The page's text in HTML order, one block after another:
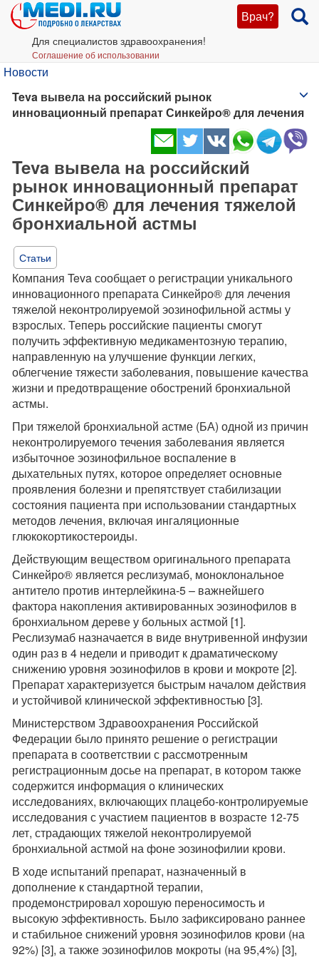
Врач?
Для специалистов здравоохранения!
Соглашение об использовании
Новости
Teva вывела на российский рынок
инновационный препарат Синкейро® для лечения
тяжелой бронхиальной астмы
Teva вывела на российский
рынок инновационный препарат
Синкейро® для лечения тяжелой
бронхиальной астмы
Статьи
Компания Teva сообщает о регистрации уникального
инновационного препарата Синкейро® для лечения
тяжелой неконтролируемой эозинофильной астмы у
взрослых. Теперь российские пациенты смогут
получить эффективную медикаментозную терапию,
направленную на улучшение функции легких,
облегчение тяжести заболевания, повышение качества
жизни и предотвращение обострений бронхиальной
астмы.
При тяжелой бронхиальной астме (БА) одной из причин
неконтролируемого течения заболевания является
избыточное эозинофильное воспаление в
дыхательных путях, которое определяет основные
проявления болезни и препятствует стабилизации
состояния пациента при использовании стандартных
методов лечения, включая ингаляционные
глюкокортикостероиды.
Действующим веществом оригинального препарата
Синкейро® является реслизумаб, моноклональное
антитело против интерлейкина-5 – важнейшего
фактора накопления активированных эозинофилов в
бронхиальном дереве у больных астмой [1].
Реслизумаб назначается в виде внутривенной инфузии
один раз в 4 недели и приводит к драматическому
снижению уровня эозинофилов в крови и мокроте [2].
Препарат характеризуется быстрым началом действия
и устойчивой клинической эффективностью [3].
Министерством Здравоохранения Российской
Федерации было принято решение о регистрации
препарата в соответствии с рассмотренным
регистрационным досье на препарат, в котором также
содержится информация о клинических
исследованиях, включающих плацебо-контролируемые
исследования с участием пациентов в возрасте 12-75
лет, страдающих тяжелой неконтролируемой
бронхиальной астмой на фоне эозинофилии крови.
В ходе испытаний препарат, назначенный в
дополнение к стандартной терапии,
продемонстрировал хорошую переносимость и
высокую эффективность. Было зафиксировано раннее
и стабильное снижений уровня эозинофилов крови (на
92%) [3], а также эозинофилов мокроты (на 95,4%) [3],